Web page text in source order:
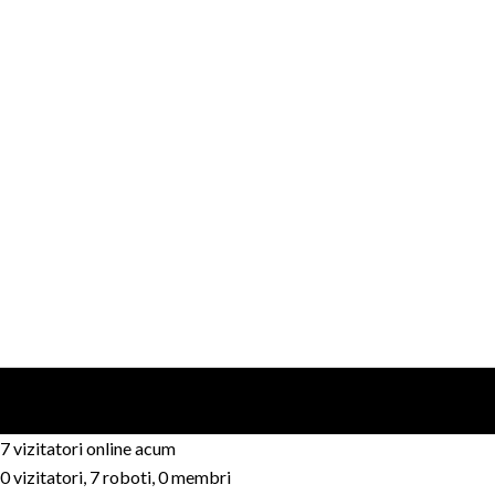
7 vizitatori online acum
0 vizitatori, 7 roboti, 0 membri